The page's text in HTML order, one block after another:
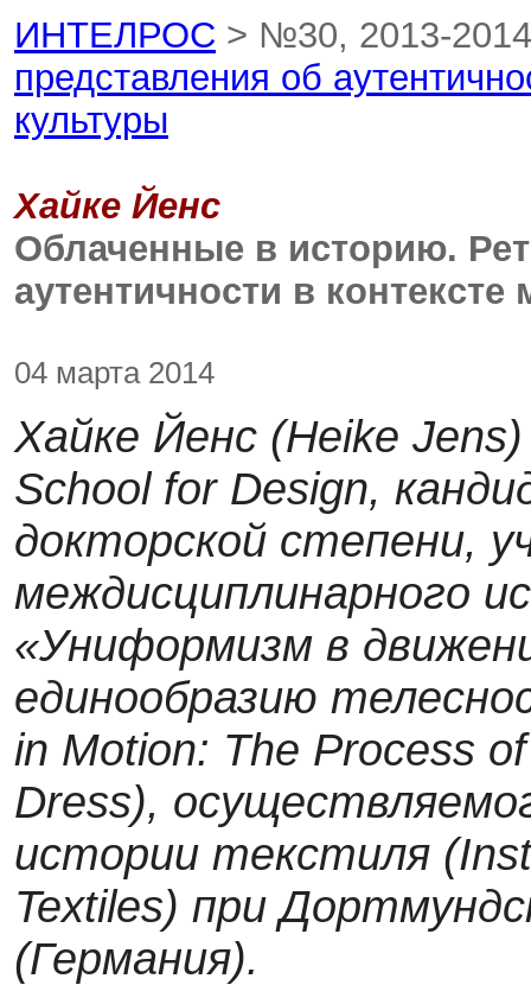
ИНТЕЛРОС > №30, 2013-
представления об
культуры
Хайке Йенс
Облаченные в историю.
аутентичности в
04 марта 2014
Хайке Йенс (Heike
School for Design,
докторской степени,
междисциплинарного
«Униформизм в
единообразию
in Motion: The Process
Dress),
истории текстиля
Textiles) при
(Германия).